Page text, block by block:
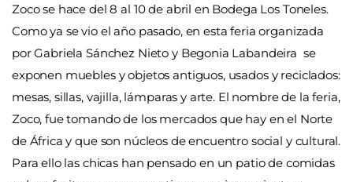
Zoco se hace del 8 al 10 de abril en Bodega Los Toneles.
Como ya se vio el año pasado, en esta feria organizada
por Gabriela Sánchez Nieto y Begonia Labandeira se
exponen muebles y objetos antiguos, usados y reciclados:
mesas, sillas, vajilla, lámparas y arte. El nombre de la feria,
Zoco, fue tomando de los mercados que hay en el Norte
de África y que son núcleos de encuentro social y cultural.
Para ello las chicas han pensado en un patio de comidas